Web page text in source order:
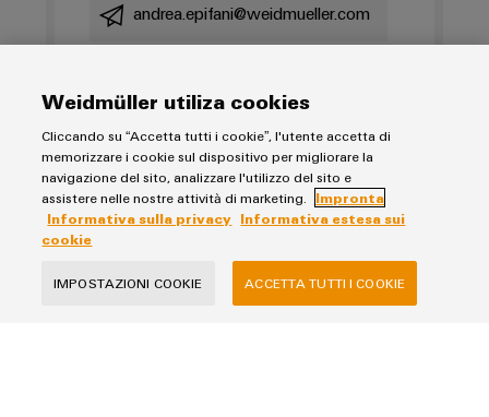
andrea.epifani@weidmueller.com
Weidmüller utiliza cookies
Cliccando su “Accetta tutti i cookie”, l'utente accetta di
memorizzare i cookie sul dispositivo per migliorare la
navigazione del sito, analizzare l'utilizzo del sito e
assistere nelle nostre attività di marketing.
Impronta
Informativa sulla privacy Informativa estesa sui
cookie
IMPOSTAZIONI COOKIE ACCETTA TUTTI I COOKIE